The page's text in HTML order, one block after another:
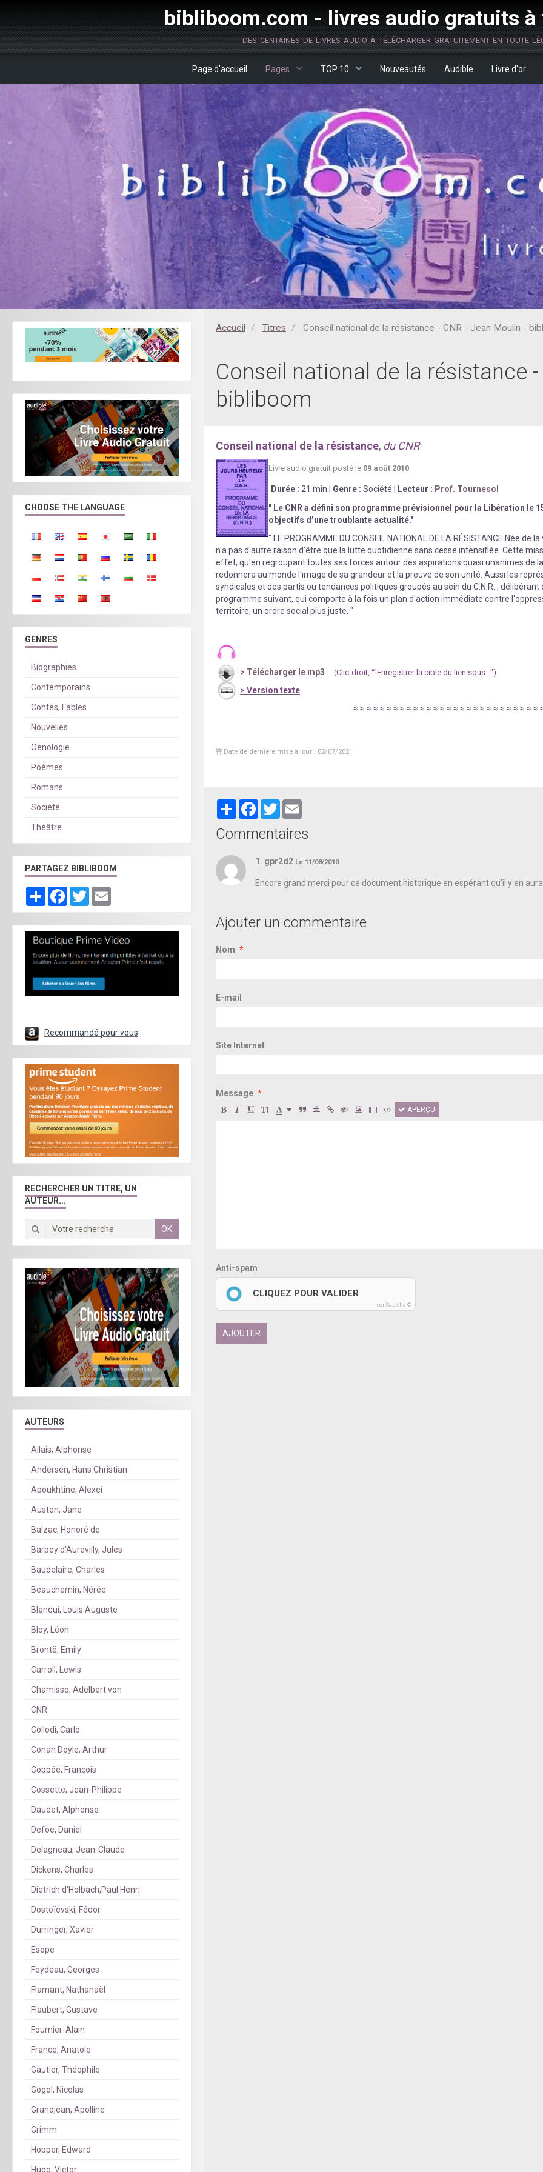
bibliboom.com - livres audio gratuits à
des centaines de livres audio à télécharger gratuitement en toute
Page d'accueil Pages TOP 10 Nouveautés Audible Livre d'or
Accueil Titres Conseil national de la résistance - CNR - Jean Moulin -
Conseil national de la résistance
bibliboom
Conseil national de la résistance, du CNR
Livre aud io gratuit posté le 09 août 2010
Durée : 21 min Genre : Société Lecteur : Prof. Tournesol
" Le CNR a défini son programme prévisionnel pour la Libération le
objectifs d’une troublante actualité."
" LE PROGRAMME DU CONSEIL NATIONAL DE LA RÉSISTANCE Née
n'a pas d'autre raison d'être que la lutte quotidienne sans cesse intensifiée. Cette
effet, qu'en regroupant toutes ses forces autour des aspirations quasi unanimes de
redonnera au monde l'image de sa grandeur et la preuve de son unité. Aussi les
syndicales et des partis ou tendances politiques groupés au sein du C.N.R. ,
programme suivant, qui comporte à la fois un plan d'action immédiate contre
territoire, un ordre social plus juste. "
> Télécharger le mp3 (Clic-droit, “"Enregistrer la cible du lien sous...")
> Version texte
≈ ≈ ≈ ≈ ≈ ≈ ≈ ≈ ≈ ≈ ≈ ≈ ≈ ≈ ≈ ≈ ≈ ≈ ≈ ≈ ≈ ≈ ≈ ≈ ≈ ≈ ≈ ≈
Date de dernière mise à jour : 02/07/2021
PartagerFacebook
Twitter
Commentaires
1. gpr2d2 Le 11/08/2010
Encore grand merci pour ce document historique en espérant qu'il y en aura
Ajouter un commentaire
Nom
E-mail
Site Internet
Message
APERÇU
Anti-spam
CLIQUEZ POUR VALIDER
IconCaptcha ©
AJOUTER
CHOOSE THE LANGUAGE
GENRES
Biographies
Contemporains
Contes, Fables
Nouvelles
Oenologie
Poèmes
Romans
Société
Théâtre
PARTAGEZ BIBLIBOOM
PartagerFacebook
Twitter
Recommandé pour vous
RECHERCHER UN TITRE, UN
AUTEUR...
OK
AUTEURS
Allais, Alphonse
Andersen, Hans Christian
Apoukhtine, Alexei
Austen, Jane
Balzac, Honoré de
Barbey d'Aurevilly, Jules
Baudelaire, Charles
Beauchemin, Nérée
Blanqui, Louis Auguste
Bloy, Léon
Brontë, Emily
Carroll, Lewis
Chamisso, Adelbert von
CNR
Collodi, Carlo
Conan Doyle, Arthur
Coppée, François
Cossette, Jean-Philippe
Daudet, Alphonse
Defoe, Daniel
Delagneau, Jean-Claude
Dickens, Charles
Dietrich d'Holbach,Paul Henri
Dostoïevski, Fédor
Durringer, Xavier
Esope
Feydeau, Georges
Flamant, Nathanaël
Flaubert, Gustave
Fournier-Alain
France, Anatole
Gautier, Théophile
Gogol, Nicolas
Grandjean, Apolline
Grimm
Hopper, Edward
Hugo, Victor